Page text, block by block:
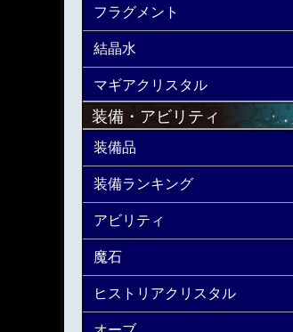
フラグメント
結晶水
マギアクリスタル
装備・アビリティ
装備品
装備ランキング
アビリティ
魔石
ヒストリアクリスタル